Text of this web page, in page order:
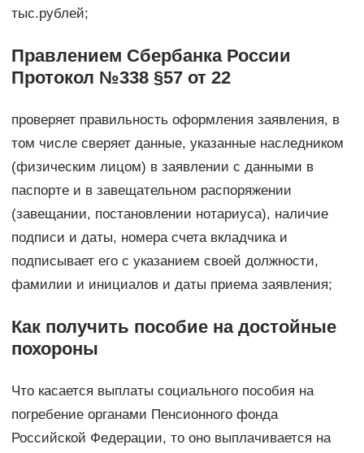
тыс.рублей;
Правлением Сбербанка России
Протокол №338 §57 от 22
проверяет правильность оформления заявления, в
том числе сверяет данные, указанные наследником
(физическим лицом) в заявлении с данными в
паспорте и в завещательном распоряжении
(завещании, постановлении нотариуса), наличие
подписи и даты, номера счета вкладчика и
подписывает его с указанием своей должности,
фамилии и инициалов и даты приема заявления;
Как получить пособие на достойные
похороны
Что касается выплаты социального пособия на
погребение органами Пенсионного фонда
Российской Федерации, то оно выплачивается на